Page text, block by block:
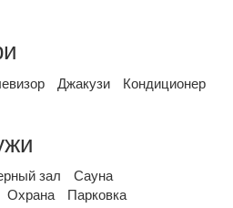
Джакузи
Кондиционер
зал
Сауна
Охрана Парковка